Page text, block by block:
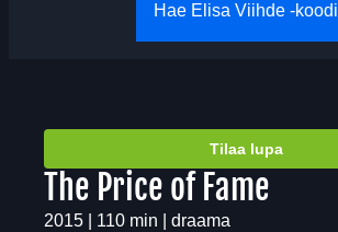
Hae Elisa Viihde -koodi
Tilaa lupa
The Price of Fame
2015 | 110 min | draama